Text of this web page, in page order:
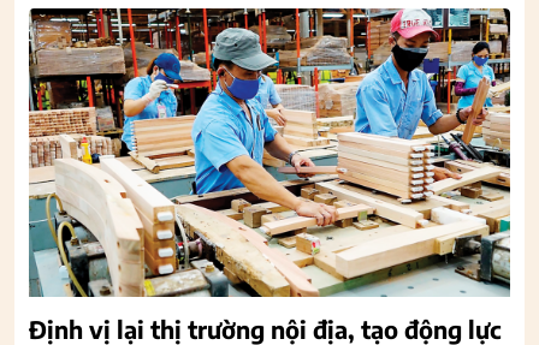
Định vị lại thị trường nội địa, tạo động lực